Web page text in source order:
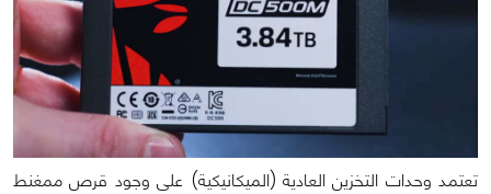
تعتمد وحدات التخزين العادية (الميكانيكية) على وجود قرص ممغنط